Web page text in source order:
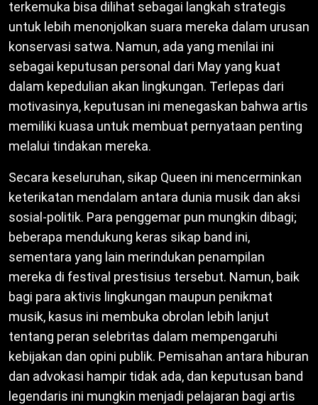
terkemuka bisa dilihat sebagai langkah strategis
untuk lebih menonjolkan suara mereka dalam urusan
konservasi satwa. Namun, ada yang menilai ini
sebagai keputusan personal dari May yang kuat
dalam kepedulian akan lingkungan. Terlepas dari
motivasinya, keputusan ini menegaskan bahwa artis
memiliki kuasa untuk membuat pernyataan penting
melalui tindakan mereka.
Secara keseluruhan, sikap Queen ini mencerminkan
keterikatan mendalam antara dunia musik dan aksi
sosial-politik. Para penggemar pun mungkin dibagi;
beberapa mendukung keras sikap band ini,
sementara yang lain merindukan penampilan
mereka di festival prestisius tersebut. Namun, baik
bagi para aktivis lingkungan maupun penikmat
musik, kasus ini membuka obrolan lebih lanjut
tentang peran selebritas dalam mempengaruhi
kebijakan dan opini publik. Pemisahan antara hiburan
dan advokasi hampir tidak ada, dan keputusan band
legendaris ini mungkin menjadi pelajaran bagi artis